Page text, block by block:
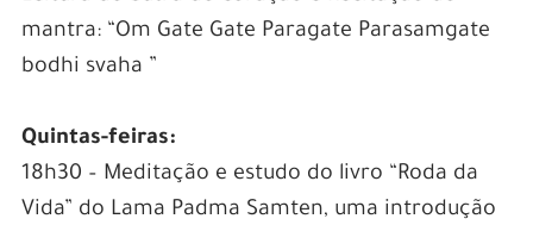
mantra: “Om Gate Gate Paragate Parasamgate
bodhi svaha ”
Quintas-feiras:
18h30 – Meditação e estudo do livro “Roda da
Vida” do Lama Padma Samten, uma introdução